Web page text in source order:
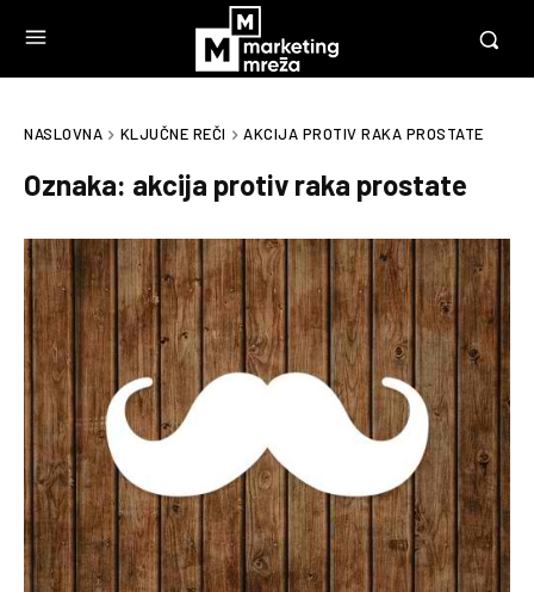
NASLOVNA KLJUČNE REČI AKCIJA PROTIV RAKA PROSTATE
Oznaka: akcija protiv raka prostate